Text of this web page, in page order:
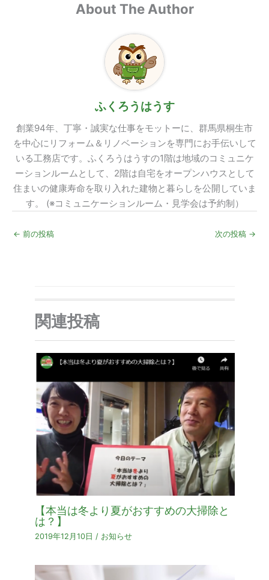
About The Author
ふくろうはうす
創業94年、丁寧・誠実な仕事をモットーに、群馬県桐生市
を中心にリフォーム＆リノベーションを専門にお手伝いして
いる工務店です。ふくろうはうすの1階は地域のコミュニケ
ーションルームとして、2階は自宅をオープンハウスとして
住まいの健康寿命を取り入れた建物と暮らしを公開していま
す。 (※コミュニケーションルーム・見学会は予約制）
← 前の投稿 次の投稿 →
関連投稿
【本当は冬より夏がおすすめの大掃除と
は？】
2019年12月10日 / お知らせ